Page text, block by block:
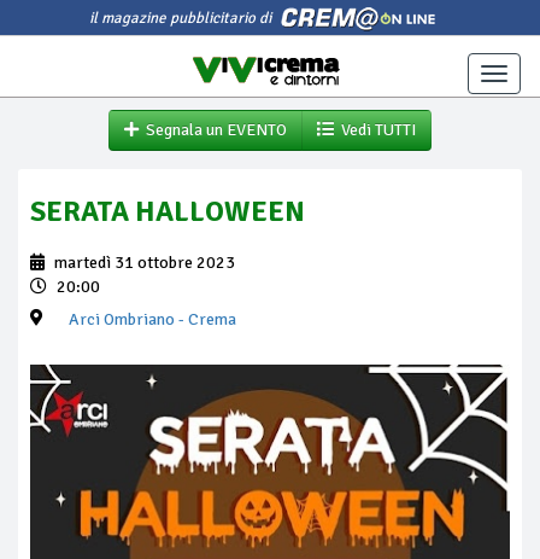
il magazine pubblicitario di
Toggle
Segnala un EVENTO
Vedi TUTTI
SERATA HALLOWEEN
martedì 31 ottobre 2023
20:00
Arci Ombriano - Crema